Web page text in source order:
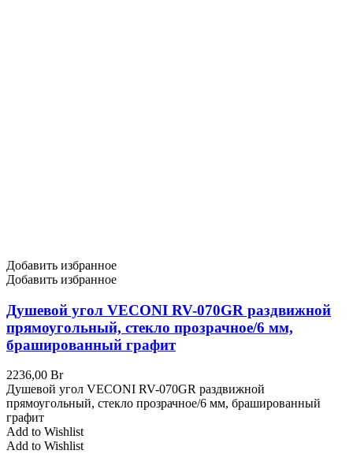
Добавить избранное
Добавить избранное
Душевой угол VECONI RV-070GR раздвижной
прямоугольный, стекло прозрачное/6 мм,
брашированный графит
2236,00 Br
Душевой угол VECONI RV-070GR раздвижной
прямоугольный, стекло прозрачное/6 мм, брашированный
графит
Add to Wishlist
Add to Wishlist